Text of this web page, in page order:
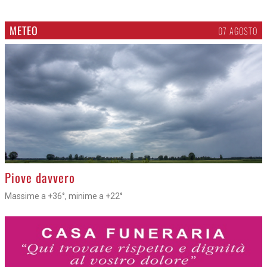
METEO 07 AGOSTO
>
Piove davvero
Massime a +36°, minime a +22°